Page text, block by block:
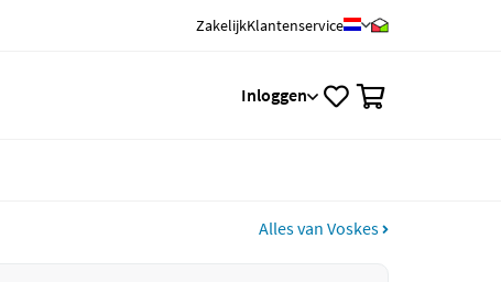
ZakelijkKlantenservice
Inloggen
Alles van Voskes